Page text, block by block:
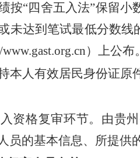
按“四舍五入法”保留小
未达到笔试最低分数线
） 上公布
本人有效居民身份证原
资格复审环节。由贵
员的基本信息、所提供